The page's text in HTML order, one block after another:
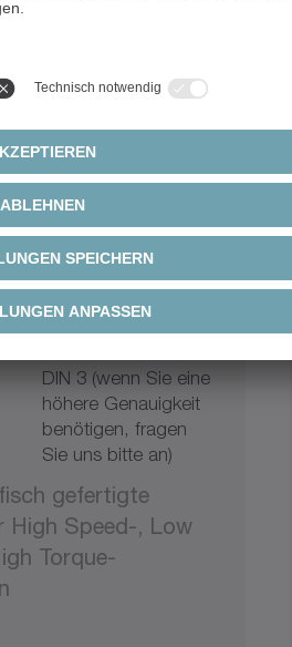
konisch, Kegelrad
400 mm
DIN 3 (wenn Sie eine
höhere Genauigkeit
benötigen, fragen
Sie uns bitte an)
gefertigte
High Speed-, Low
Torque-